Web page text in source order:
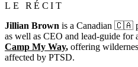
LE RÉCIT
Jillian Brown is a Canadian 🇨🇦
as well as CEO and lead-guide for
Camp My Way, offering
affected by PTSD.